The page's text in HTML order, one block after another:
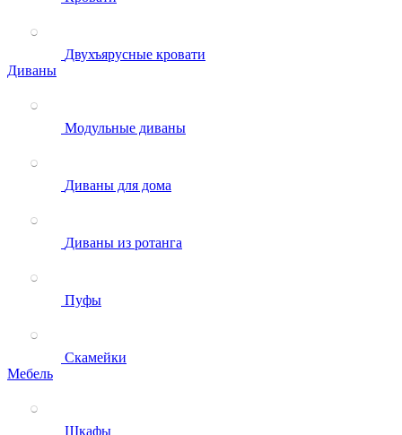
Двухъярусные кровати
Диваны
Модульные диваны
Диваны для дома
Диваны из ротанга
Пуфы
Скамейки
Мебель
Шкафы